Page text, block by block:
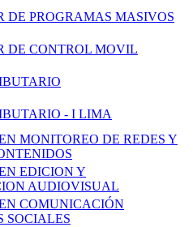
DE PROGRAMAS MASIVOS
DE CONTROL MOVIL
- I LIMA
MONITOREO DE REDES Y
EDICION Y
AUDIOVISUAL
COMUNICACIÓN
SOCIALES